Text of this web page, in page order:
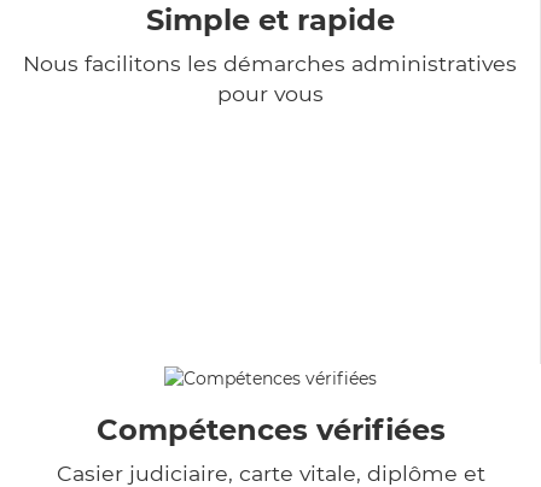
Simple et rapide
Nous facilitons les démarches administratives
pour vous
Compétences vérifiées
Casier judiciaire, carte vitale, diplôme et